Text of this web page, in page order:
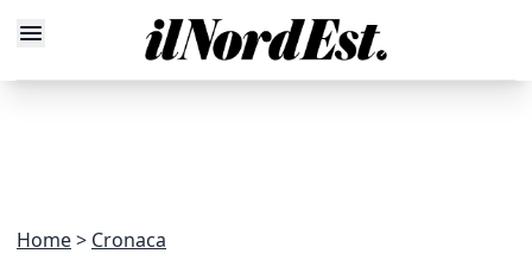
Home Cronaca